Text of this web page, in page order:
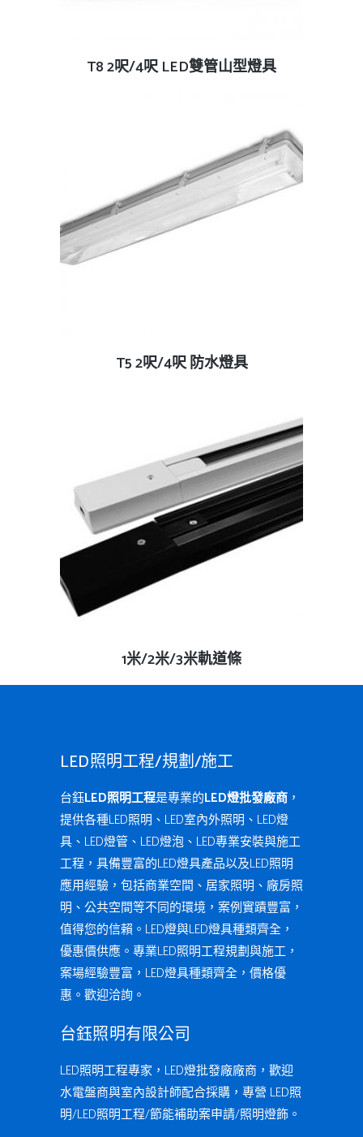
查看內容
T8 2呎/4呎 LED雙管山型燈具
查看內容
T5 2呎/4呎 防水燈具
查看內容
1米/2米/3米軌道條
LED照明工程/規劃/施工
台鈺LED照明工程是專業的LED燈批發廠商 ，
提供各種LED照明、LED室內外照明、LED燈
具、LED燈管、LED燈泡、LED專業安裝與施工
工程，具備豐富的LED燈具產品以及LED照明
應用經驗，包括商業空間、居家照明、廠房照
明、公共空間等不同的環境，案例實蹟豐富，
值得您的信賴。LED燈與LED燈具種類齊全，
優惠價供應。專業LED照明工程規劃與施工，
案場經驗豐富，LED燈具種類齊全，價格優
惠。歡迎洽詢。
台鈺照明有限公司
LED照明工程專家，LED燈批發廠廠商，歡迎
水電盤商與室內設計師配合採購，專營 LED照
明/LED照明工程/節能補助案申請/照明燈飾。